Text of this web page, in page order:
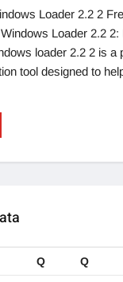
Loader 2.2 2
Loader 2.2 2:
loader 2.2 2 is a
tool designed to
Q Q